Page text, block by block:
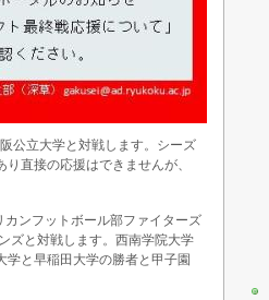
公立大学と対戦します。シーズ
直接の応援はできませんが、
ンフットボール部ファイターズ
ズと対戦します。西南学院大学
学と早稲田大学の勝者と甲子園